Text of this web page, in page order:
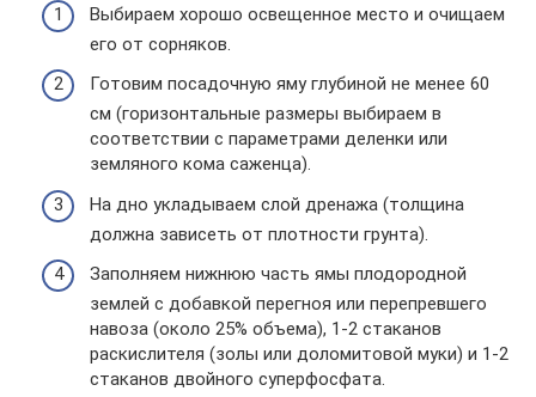
Выбираем хорошо освещенное место и очищаем
его от сорняков.
Готовим посадочную яму глубиной не менее 60
см (горизонтальные размеры выбираем в
соответствии с параметрами деленки или
земляного кома саженца).
На дно укладываем слой дренажа (толщина
должна зависеть от плотности грунта).
Заполняем нижнюю часть ямы плодородной
землей с добавкой перегноя или перепревшего
навоза (около 25% объема), 1-2 стаканов
раскислителя (золы или доломитовой муки) и 1-2
стаканов двойного суперфосфата.